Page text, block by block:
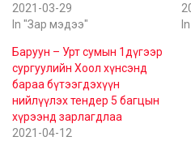
2021-03-29
In "Зар мэдээ"
Баруун – Урт сумын 1дүгээр
сургуулийн Хоол хүнсэнд
бараа бүтээгдэхүүн
нийлүүлэх тендер 5 багцын
хүрээнд зарлагдлаа
2021-04-12